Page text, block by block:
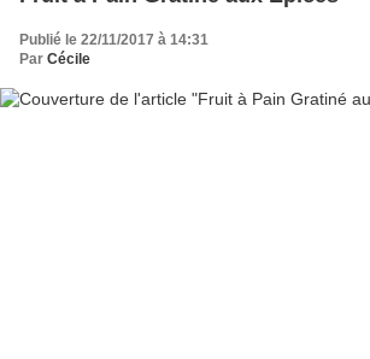
Publié le 22/11/2017 à 14:31
Par Cécile